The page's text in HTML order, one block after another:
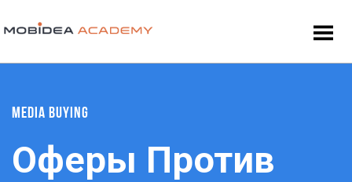
MEDIA BUYING
Оферы Против